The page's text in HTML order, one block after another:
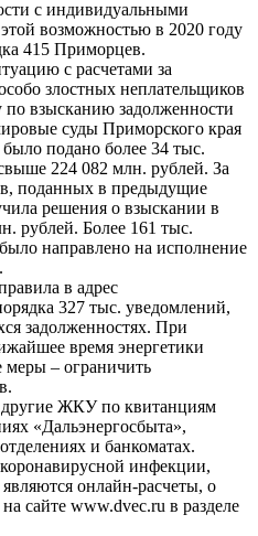
с индивидуальными
возможностью в 2020 году
415 Приморцев.
с расчетами за
злостных неплательщиков
взысканию задолженности
суды Приморского края
подано более 34 тыс.
224 082 млн. рублей. За
поданных в предыдущие
решения о взыскании в
рублей. Более 161 тыс.
направлено на исполнение
в адрес
327 тыс. уведомлений,
задолженностях. При
время энергетики
– ограничить
другие ЖКУ по квитанциям
«Дальэнергосбыта»,
и банкоматах.
инфекции,
онлайн-расчеты, о
сайте www.dvec.ru в разделе